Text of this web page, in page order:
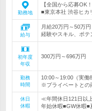
勤務地
【全国から応募OK
■東京本社 渋谷ヒカ
給与
月給20万円～50万
経験やスキル、ポテ
初年度
年収
300万円～696万円
勤務
時間
10:00～19:00（実
※プライベートとの
休日
休暇
≪年間休日121日以
年始休暇■GW休暇■